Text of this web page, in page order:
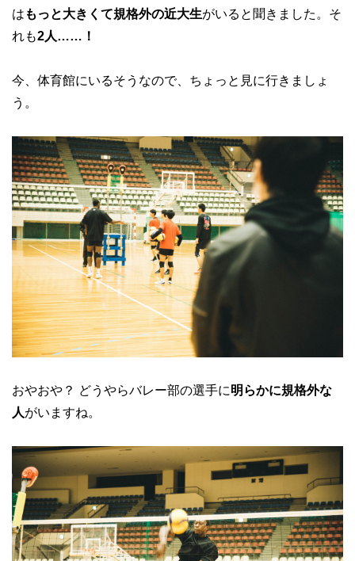
は もっと大きくて規格外の近大生がいると聞きました。そ
れも2人……！
今、体育館にいるそうなので、ちょっと見に行きましょ
う。
おやおや？ どうやらバレー部の選手に明らかに規格外な
人がいますね。